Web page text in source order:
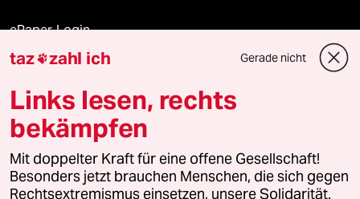
ePaper Login
Downloads für Abonnierende
© 2026 taz Verlags und Vertriebs GmbH
Alle Rechte vorbehalten. Bei rechtlichen Fragen oder für Genehmigungen
wenden Sie sich bitte an
lizenzen@taz.de
taz zahl ich Gerade nicht
Links lesen, rechts
bekämpfen
Mit doppelter Kraft für eine offene Gesellschaft!
Besonders jetzt brauchen Menschen, die sich gegen
Rechtsextremismus einsetzen, unsere Solidarität.